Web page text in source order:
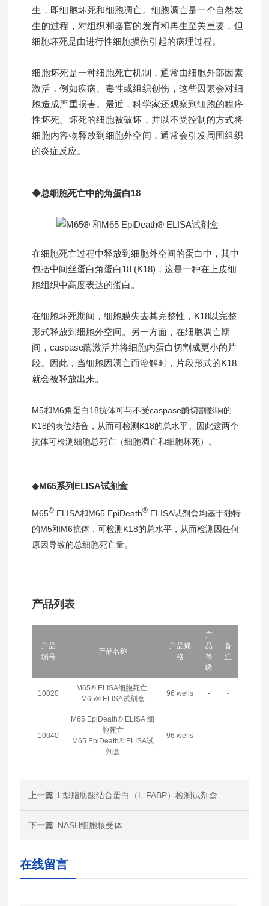
生，即细胞坏死和细胞凋亡。细胞凋亡是一个自然发
生的过程，对组织和器官的发育和再生至关重要，但
细胞坏死是由进行性细胞损伤引起的病理过程。
细胞坏死是一种细胞死亡机制，通常由细胞外部因素
激活，例如疾病、毒性或组织创伤，这些因素会对细
胞造成严重损害。最近，科学家还观察到细胞的程序
性坏死。坏死的细胞被破坏，并以不受控制的方式将
细胞内容物释放到细胞外空间，通常会引发周围组织
的炎症反应。
◆总细胞死亡中的角蛋白18
在细胞死亡过程中释放到细胞外空间的蛋白中，其中
包括中间丝蛋白角蛋白18 (K18)，这是一种在上皮细
胞组织中高度表达的蛋白。
在细胞坏死期间，细胞膜失去其完整性，K18以完整
形式释放到细胞外空间。另一方面，在细胞凋亡期
间，caspase酶激活并将细胞内蛋白切割成更小的片
段。因此，当细胞因凋亡而溶解时，片段形式的K18
就会被释放出来。
M5和M6角蛋白18抗体可与不受caspase酶切割影响的
K18的表位结合，从而可检测K18的总水平。因此这两个
抗体可检测细胞总死亡（细胞凋亡和细胞坏死）。
◆M65系列ELISA试剂盒
M65® ELISA和M65 EpiDeath® ELISA试剂盒均基于独特
的M5和M6抗体，可检测K18的总水平，从而检测因任何
原因导致的总细胞死亡量。
产品列表
产品
编号
产品名称
产品规
格
产
品
等
级
备
注
10020
M65® ELISA细胞死亡
M65® ELISA试剂盒
96 wells - -
10040
M65 EpiDeath® ELISA 细
胞死亡
M65 EpiDeath® ELISA试
剂盒
96 wells - -
上一篇 L型脂肪酸结合蛋白（L-FABP）检测试剂盒
下一篇 NASH细胞核受体
在线留言